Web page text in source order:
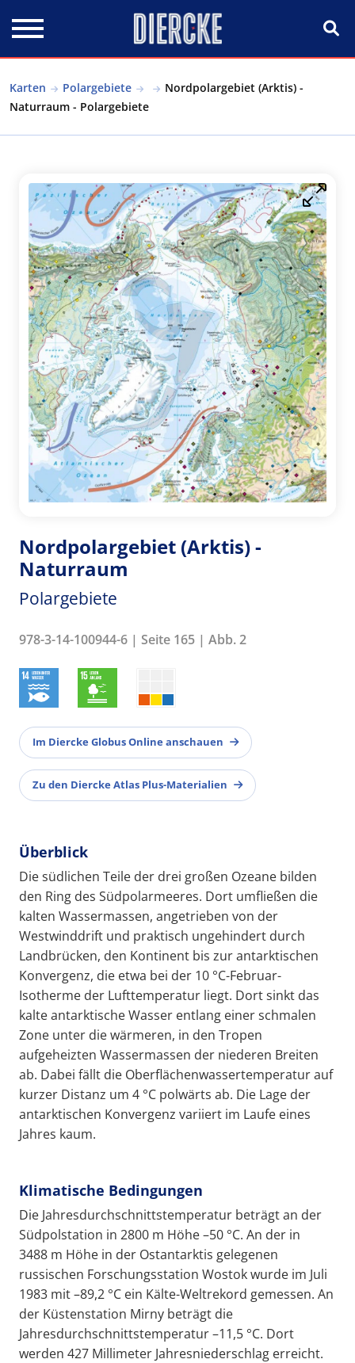
Karten Polargebiete
Nordpolargebiet (Arktis) -
Naturraum - Polargebiete
Nordpolargebiet (Arktis) -
Naturraum
Polargebiete
978-3-14-100944-6 | Seite 165 | Abb. 2
Im Diercke Globus Online anschauen
Zu den Diercke Atlas Plus-Materialien
Überblick
Die südlichen Teile der drei großen Ozeane bilden
den Ring des Südpolarmeeres. Dort umfließen die
kalten Wassermassen, angetrieben von der
Westwinddrift und praktisch ungehindert durch
Landbrücken, den Kontinent bis zur antarktischen
Konvergenz, die etwa bei der 10 °C-Februar-
Isotherme der Lufttemperatur liegt. Dort sinkt das
kalte antarktische Wasser entlang einer schmalen
Zone unter die wärmeren, in den Tropen
aufgeheizten Wassermassen der niederen Breiten
ab. Dabei fällt die Oberflächenwassertemperatur auf
kurzer Distanz um 4 °C polwärts ab. Die Lage der
antarktischen Konvergenz variiert im Laufe eines
Jahres kaum.
Klimatische Bedingungen
Die Jahresdurchschnittstemperatur beträgt an der
Südpolstation in 2800 m Höhe –50 °C. An der in
3488 m Höhe in der Ostantarktis gelegenen
russischen Forschungsstation Wostok wurde im Juli
1983 mit –89,2 °C ein Kälte-Weltrekord gemessen. An
der Küstenstation Mirny beträgt die
Jahresdurchschnittstemperatur –11,5 °C. Dort
werden 427 Millimeter Jahresniederschlag erreicht.